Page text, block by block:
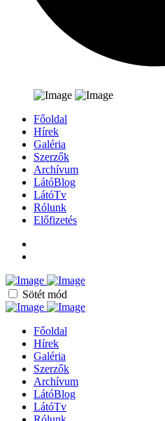
Főoldal
Hírek
Galéria
Szerzők
Archívum
LátóBlog
LátóTv
Rólunk
Előfizetés
Sötét mód
Főoldal
Hírek
Galéria
Szerzők
Archívum
LátóBlog
LátóTv